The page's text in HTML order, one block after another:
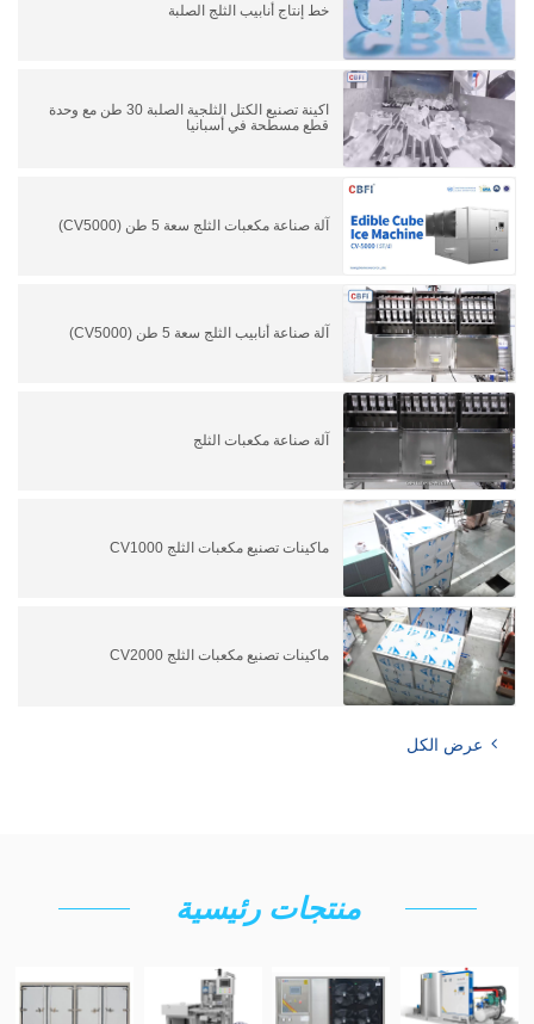
خط إنتاج أنابيب الثلج الصلبة
اكينة تصنيع الكتل الثلجية الصلبة 30 طن مع وحدة
قطع مسطحة في أسبانيا
آلة صناعة مكعبات الثلج سعة 5 طن (CV5000)
آلة صناعة أنابيب الثلج سعة 5 طن (CV5000)
آلة صناعة مكعبات الثلج
ماكينات تصنيع مكعبات الثلج CV1000
ماكينات تصنيع مكعبات الثلج CV2000
عرض الكل
منتجات رئيسية